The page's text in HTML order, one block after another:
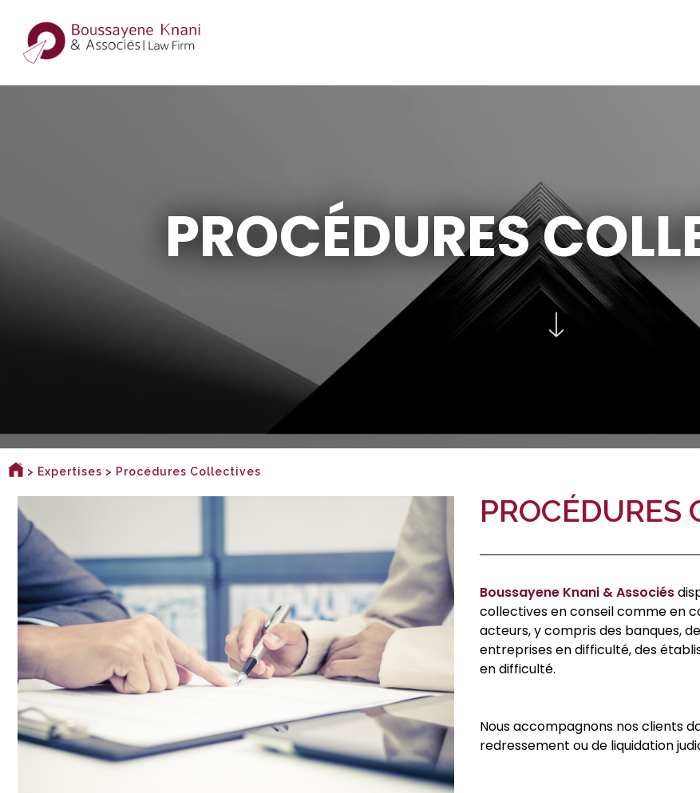
PROCÉDURES
> Expertises > Procédures Collectives
PROCÉDURES
Boussayene Knani & Associés
collectives en conseil comme en
acteurs, y compris des banques,
entreprises en difficulté, des
en difficulté.
Nous accompagnons nos clients
redressement ou de liquidation